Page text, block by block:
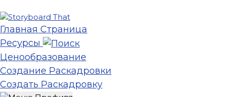
Главная Страница
Ресурсы
Ценообразование
Создание Раскадровки
Создать Раскадровку